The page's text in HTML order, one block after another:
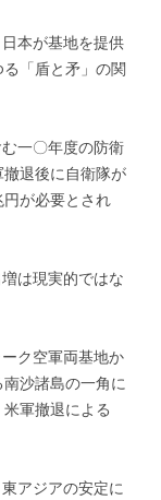
本が基地を提供
「盾と矛」の関
一〇年度の防衛
退後に自衛隊が
が必要とされ
は現実的ではな
ク空軍両基地か
沙諸島の一角に
軍撤退による
アジアの安定に